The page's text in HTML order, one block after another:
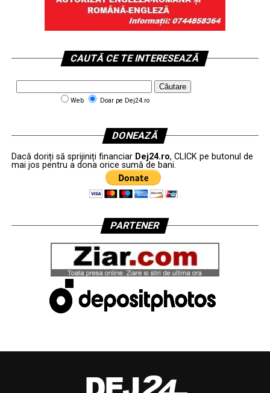
CAUTĂ CE TE INTERESEAZĂ
Web Doar pe Dej24.ro
DONEAZĂ
Dacă doriți să sprijiniți financiar Dej24.ro, CLICK pe butonul de
mai jos pentru a dona orice sumă de bani.
PARTENER